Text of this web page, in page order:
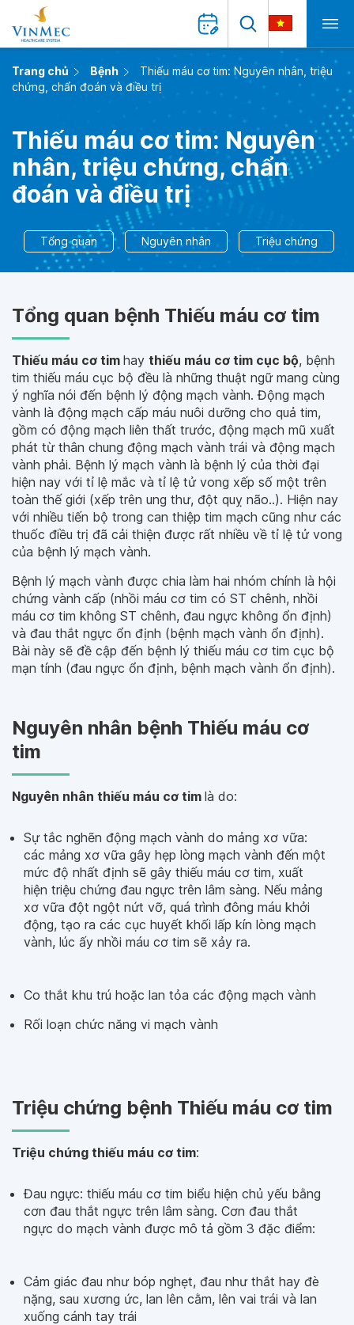
Trang chủ Bệnh
Thiếu máu cơ tim: Nguyên nhân, triệu
chứng, chẩn đoán và điều trị
Thiếu máu cơ tim: Nguyên
nhân, triệu chứng, chẩn
đoán và điều trị
Tổng quan Nguyên nhân Triệu chứng
Tổng quan bệnh Thiếu máu cơ tim
Thiếu máu cơ tim hay thiếu máu cơ tim cục bộ, bệnh
tim thiếu máu cục bộ đều là những thuật ngữ mang cùng
ý nghĩa nói đến bệnh lý động mạch vành. Động mạch
vành là động mạch cấp máu nuôi dưỡng cho quả tim,
gồm có động mạch liên thất trước, động mạch mũ xuất
phát từ thân chung động mạch vành trái và động mạch
vành phải. Bệnh lý mạch vành là bệnh lý của thời đại
hiện nay với tỉ lệ mắc và tỉ lệ tử vong xếp số một trên
toàn thế giới (xếp trên ung thư, đột quỵ não..). Hiện nay
với nhiều tiến bộ trong can thiệp tim mạch cũng như các
thuốc điều trị đã cải thiện được rất nhiều về tỉ lệ tử vong
của bệnh lý mạch vành.
Bệnh lý mạch vành được chia làm hai nhóm chính là hội
chứng vành cấp (nhồi máu cơ tim có ST chênh, nhồi
máu cơ tim không ST chênh, đau ngực không ổn định)
và đau thắt ngực ổn định (bệnh mạch vành ổn định).
Bài này sẽ đề cập đến bệnh lý thiếu máu cơ tim cục bộ
mạn tính (đau ngực ổn định, bệnh mạch vành ổn định).
Nguyên nhân bệnh Thiếu máu cơ
tim
Nguyên nhân thiếu máu cơ tim là do:
Sự tắc nghẽn động mạch vành do mảng xơ vữa:
các mảng xơ vữa gây hẹp lòng mạch vành đến một
mức độ nhất định sẽ gây thiếu máu cơ tim, xuất
hiện triệu chứng đau ngực trên lâm sàng. Nếu mảng
xơ vữa đột ngột nứt vỡ, quá trình đông máu khởi
động, tạo ra các cục huyết khối lấp kín lòng mạch
vành, lúc ấy nhồi máu cơ tim sẽ xảy ra.
Co thắt khu trú hoặc lan tỏa các động mạch vành
Rối loạn chức năng vi mạch vành
Triệu chứng bệnh Thiếu máu cơ tim
Triệu chứng thiếu máu cơ tim:
Đau ngực: thiếu máu cơ tim biểu hiện chủ yếu bằng
cơn đau thắt ngực trên lâm sàng. Cơn đau thắt
ngực do mạch vành được mô tả gồm 3 đặc điểm:
Cảm giác đau như bóp nghẹt, đau như thắt hay đè
nặng, sau xương ức, lan lên cằm, lên vai trái và lan
xuống cánh tay trái